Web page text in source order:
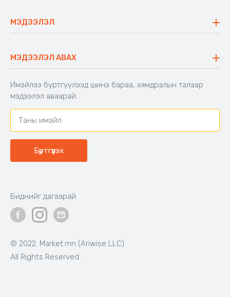
Блог
Сүүдрэвч
Аяны ширээ
Аяны түшлэгтэй сандал
МЭДЭЭЛЭЛ
Буцаалтын журам
Захиалга шалгах
Хамтран ажиллах
Холбоо барих
МЭДЭЭЛЭЛ АВАХ
Имэйлээ бүртгүүлээд шинэ бараа, хямдралын талаар
мэдээлэл аваарай.
Бүртгүүлэх
© 2022. Market.mn (Ariwise LLC)
All Rights Reserved.
Биднийг дагаарай